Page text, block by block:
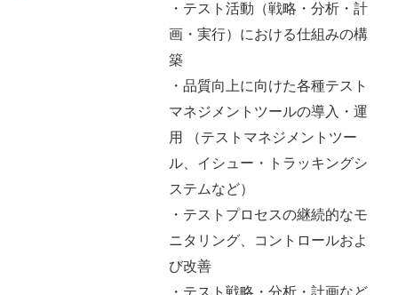
・テスト活動（戦略・分析・計
画・実行）における仕組みの構
築
・品質向上に向けた各種テスト
マネジメントツールの導入・運
用 （テストマネジメントツー
ル、イシュー・トラッキングシ
ステムなど）
・テストプロセスの継続的なモ
ニタリング、コントロールおよ
び改善
・テスト戦略・分析・計画など